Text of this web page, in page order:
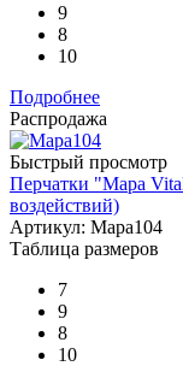
9
8
10
Подробнее
Распродажа
Быстрый просмотр
Перчатки "Mapa
воздействий)
Артикул: Mapa104
Таблица размеров
7
9
8
10